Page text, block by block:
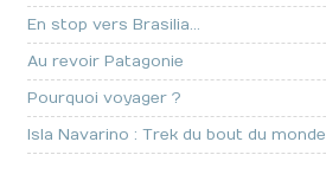
En stop vers Brasilia…
Au revoir Patagonie
Pourquoi voyager ?
Isla Navarino : Trek du bout du monde